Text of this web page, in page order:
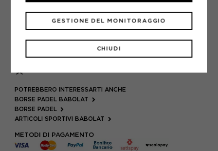
AGGIUNGI AL CARRELLO
POTREBBERO INTERESSARTI ANCHE
BORSE PADEL BABOLAT
BORSE PADEL
ARTICOLI SPORTIVI BABOLAT
METODI DI PAGAMENTO
CHIUDI
GESTIONE DEL MONITORAGGIO